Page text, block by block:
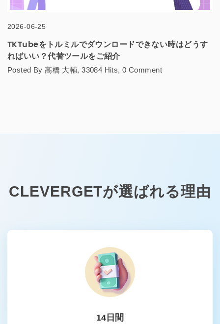
2026-06-24
【2026年最新】TKTube HTML5が見れない原因と対処
法まとめ｜実際に試して分かった解決策
Posted By bianca, 117688 Hits, 0 Comment
CLEVERGETが選ばれる理由
14日間